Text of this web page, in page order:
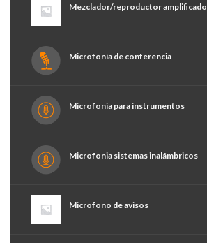
Mezclador/reproductor amplificado
Microfonía de conferencia
Microfonia para instrumentos
Microfonia sistemas inalámbricos
Microfono de avisos